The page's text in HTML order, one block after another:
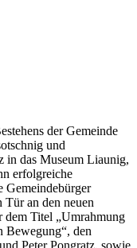
der Gemeinde
und
in das Museum Liaunig,
erfolgreiche
Gemeindebürger
Tür an den neuen
dem Titel „Umrahmung
Bewegung“, den
Peter Pongratz, sowie